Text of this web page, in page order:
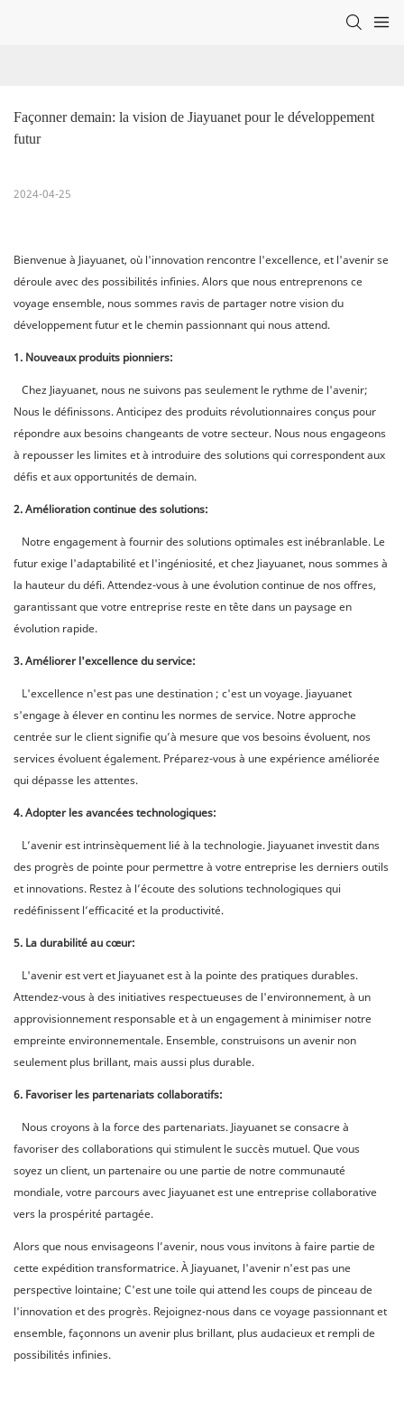
Façonner demain: la vision de Jiayuanet pour le développement
futur
2024-04-25
Bienvenue à Jiayuanet, où l'innovation rencontre l'excellence, et l'avenir se
déroule avec des possibilités infinies. Alors que nous entreprenons ce
voyage ensemble, nous sommes ravis de partager notre vision du
développement futur et le chemin passionnant qui nous attend.
1. Nouveaux produits pionniers:
Chez Jiayuanet, nous ne suivons pas seulement le rythme de l'avenir;
Nous le définissons. Anticipez des produits révolutionnaires conçus pour
répondre aux besoins changeants de votre secteur. Nous nous engageons
à repousser les limites et à introduire des solutions qui correspondent aux
défis et aux opportunités de demain.
2. Amélioration continue des solutions:
Notre engagement à fournir des solutions optimales est inébranlable. Le
futur exige l'adaptabilité et l'ingéniosité, et chez Jiayuanet, nous sommes à
la hauteur du défi. Attendez-vous à une évolution continue de nos offres,
garantissant que votre entreprise reste en tête dans un paysage en
évolution rapide.
3. Améliorer l'excellence du service:
L'excellence n'est pas une destination ; c'est un voyage. Jiayuanet
s'engage à élever en continu les normes de service. Notre approche
centrée sur le client signifie qu’à mesure que vos besoins évoluent, nos
services évoluent également. Préparez-vous à une expérience améliorée
qui dépasse les attentes.
4. Adopter les avancées technologiques:
L’avenir est intrinsèquement lié à la technologie. Jiayuanet investit dans
des progrès de pointe pour permettre à votre entreprise les derniers outils
et innovations. Restez à l’écoute des solutions technologiques qui
redéfinissent l’efficacité et la productivité.
5. La durabilité au cœur:
L'avenir est vert et Jiayuanet est à la pointe des pratiques durables.
Attendez-vous à des initiatives respectueuses de l'environnement, à un
approvisionnement responsable et à un engagement à minimiser notre
empreinte environnementale. Ensemble, construisons un avenir non
seulement plus brillant, mais aussi plus durable.
6. Favoriser les partenariats collaboratifs:
Nous croyons à la force des partenariats. Jiayuanet se consacre à
favoriser des collaborations qui stimulent le succès mutuel. Que vous
soyez un client, un partenaire ou une partie de notre communauté
mondiale, votre parcours avec Jiayuanet est une entreprise collaborative
vers la prospérité partagée.
Alors que nous envisageons l’avenir, nous vous invitons à faire partie de
cette expédition transformatrice. À Jiayuanet, l'avenir n'est pas une
perspective lointaine; C'est une toile qui attend les coups de pinceau de
l'innovation et des progrès. Rejoignez-nous dans ce voyage passionnant et
ensemble, façonnons un avenir plus brillant, plus audacieux et rempli de
possibilités infinies.